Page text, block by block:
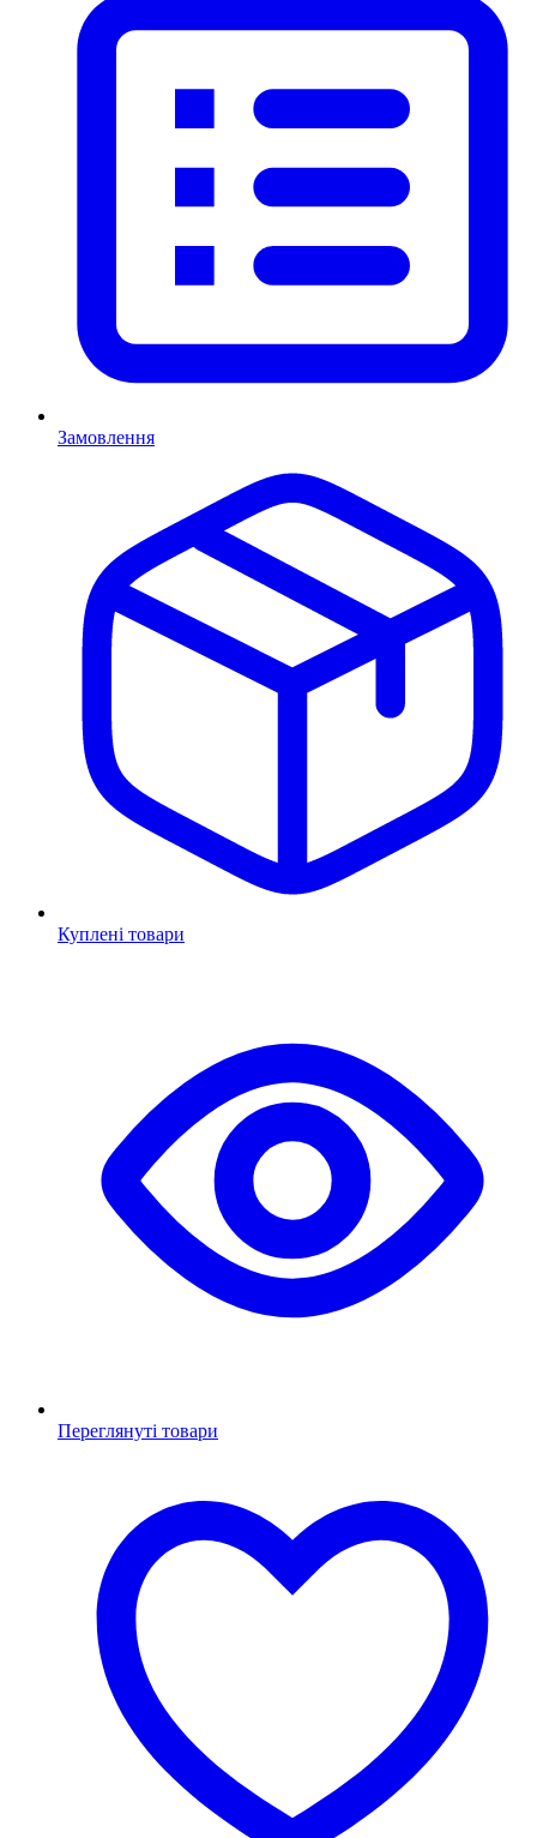
Замовлення
Куплені товари
Переглянуті товари